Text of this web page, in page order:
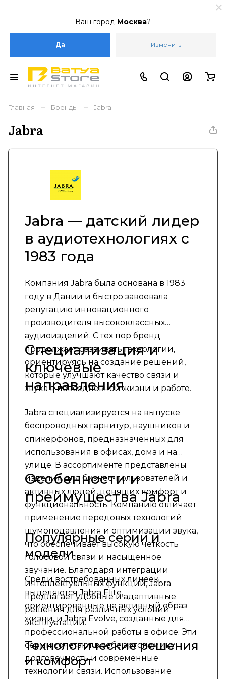
Ваш город Москва?
Да Изменить
Главная – Бренды – Jabra
Jabra
Jabra — датский лидер
в аудиотехнологиях с
1983 года
Компания Jabra была основана в 1983
году в Дании и быстро завоевала
репутацию инновационного
производителя высококлассных
аудиоизделий. С тех пор бренд
продолжает развивать технологии,
ориентируясь на создание решений,
которые улучшают качество связи и
звука в повседневной жизни и работе.
Специализация и
ключевые
направления
Jabra специализируется на выпуске
беспроводных гарнитур, наушников и
спикерфонов, предназначенных для
использования в офисах, дома и на
улице. В ассортименте представлены
изделия для бизнес-пользователей и
активных людей, ценящих комфорт и
функциональность. Компанию отличает
применение передовых технологий
шумоподавления и оптимизации звука,
что обеспечивает высокую четкость
голосовой связи и насыщенное
звучание. Благодаря интеграции
интеллектуальных функций, Jabra
предлагает удобные и адаптивные
решения для различных условий
эксплуатации.
Особенности и
преимущества Jabra
Популярные серии и
модели
Среди востребованных линеек
выделяются Jabra Elite,
ориентированные на активный образ
жизни, и Jabra Evolve, созданные для
профессиональной работы в офисе. Эти
серии сочетают в себе эргономику,
долговечность и современные
технологии связи. Использование
Технологические решения
и комфорт